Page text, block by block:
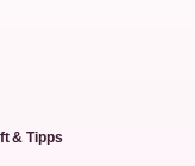
& Tipps